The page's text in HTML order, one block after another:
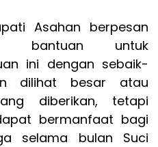
Asahan berpesan
bantuan untuk
ini dengan sebaik-
dilihat besar atau
diberikan, tetapi
bermanfaat bagi
selama bulan Suci